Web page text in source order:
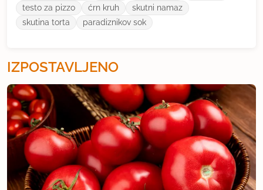
testo za pizzo
ćrn kruh
skutni namaz
skutina torta
paradiznikov sok
IZPOSTAVLJENO